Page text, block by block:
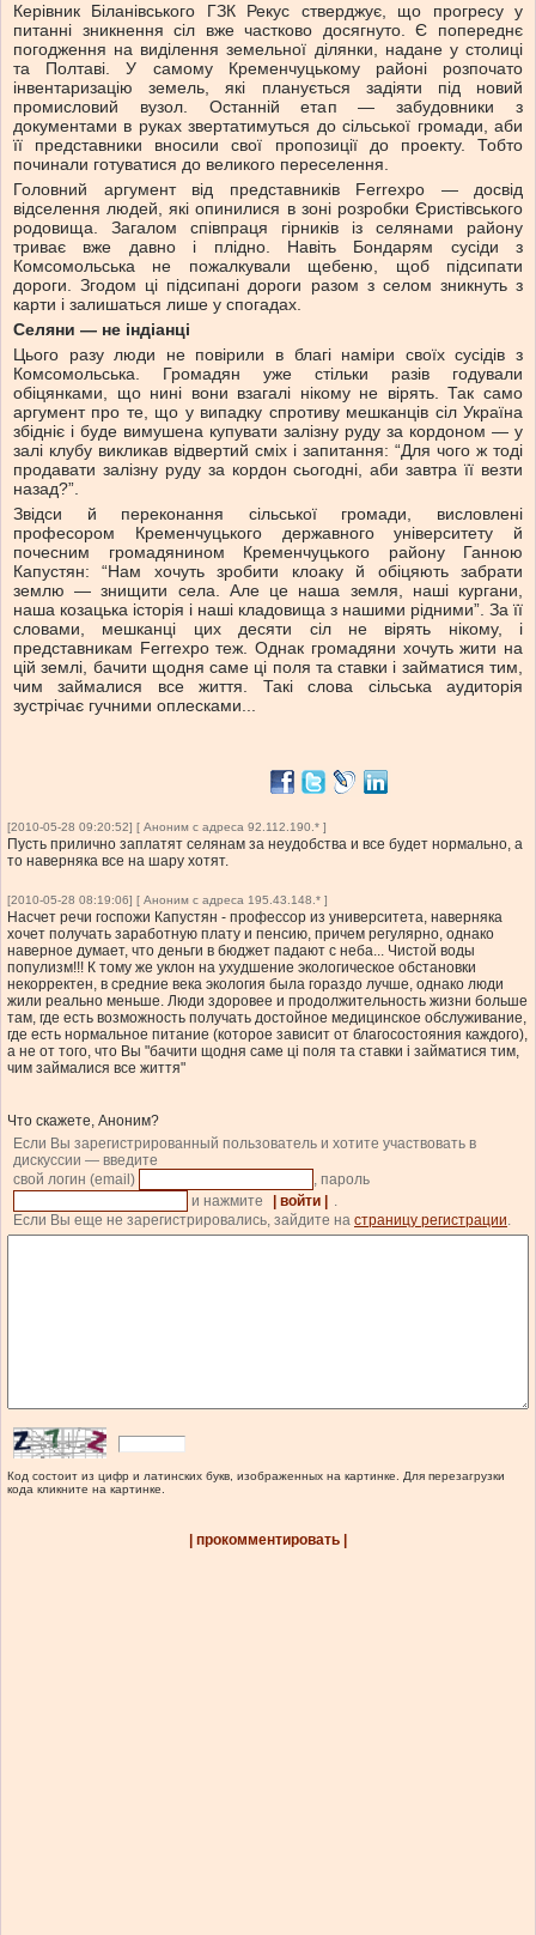
Керівник Біланівського ГЗК Рекус стверджує, що прогресу у
питанні зникнення сіл вже частково досягнуто. Є попереднє
погодження на виділення земельної ділянки, надане у столиці
та Полтаві. У самому Кременчуцькому районі розпочато
інвентаризацію земель, які планується задіяти під новий
промисловий вузол. Останній етап — забудовники з
документами в руках звертатимуться до сільської громади, аби
її представники вносили свої пропозиції до проекту. Тобто
починали готуватися до великого переселення.
Головний аргумент від представників Ferrexpo — досвід
відселення людей, які опинилися в зоні розробки Єристівського
родовища. Загалом співпраця гірників із селянами району
триває вже давно і плідно. Навіть Бондарям сусіди з
Комсомольська не пожалкували щебеню, щоб підсипати
дороги. Згодом ці підсипані дороги разом з селом зникнуть з
карти і залишаться лише у спогадах.
Селяни — не індіанці
Цього разу люди не повірили в благі наміри своїх сусідів з
Комсомольська. Громадян уже стільки разів годували
обіцянками, що нині вони взагалі нікому не вірять. Так само
аргумент про те, що у випадку спротиву мешканців сіл Україна
збідніє і буде вимушена купувати залізну руду за кордоном — у
залі клубу викликав відвертий сміх і запитання: “Для чого ж тоді
продавати залізну руду за кордон сьогодні, аби завтра її везти
назад?”.
Звідси й переконання сільської громади, висловлені
професором Кременчуцького державного університету й
почесним громадянином Кременчуцького району Ганною
Капустян: “Нам хочуть зробити клоаку й обіцяють забрати
землю — знищити села. Але це наша земля, наші кургани,
наша козацька історія і наші кладовища з нашими рідними”. За її
словами, мешканці цих десяти сіл не вірять нікому, і
представникам Ferrexpo теж. Однак громадяни хочуть жити на
цій землі, бачити щодня саме ці поля та ставки і займатися тим,
чим займалися все життя. Такі слова сільська аудиторія
зустрічає гучними оплесками...
[2010-05-28 09:20:52] [ Аноним с адреса 92.112.190.* ]
Пусть прилично заплатят селянам за неудобства и все будет нормально, а
то наверняка все на шару хотят.
[2010-05-28 08:19:06] [ Аноним с адреса 195.43.148.* ]
Насчет речи госпожи Капустян - профессор из университета, наверняка
хочет получать заработную плату и пенсию, причем регулярно, однако
наверное думает, что деньги в бюджет падают с неба... Чистой воды
популизм!!! К тому же уклон на ухудшение экологическое обстановки
некорректен, в средние века экология была гораздо лучше, однако люди
жили реально меньше. Люди здоровее и продолжительность жизни больше
там, где есть возможность получать достойное медицинское обслуживание,
где есть нормальное питание (которое зависит от благосостояния каждого),
а не от того, что Вы "бачити щодня саме ці поля та ставки і займатися тим,
чим займалися все життя"
Что скажете, Аноним?
Если Вы зарегистрированный пользователь и хотите участвовать в
дискуссии — введите
свой логин (email)
, пароль
и нажмите
| войти |
.
Если Вы еще не зарегистрировались, зайдите на страницу регистрации.
Код состоит из цифр и латинских букв, изображенных на картинке. Для перезагрузки
кода кликните на картинке.
| прокомментировать |